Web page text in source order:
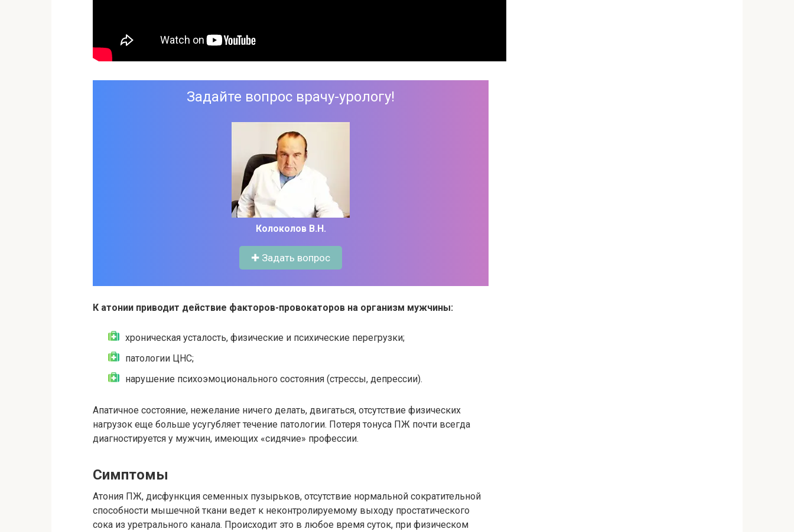
Задайте вопрос врачу-урологу!
Колоколов В.Н.
✚ Задать вопрос
К атонии приводит действие факторов-провокаторов на организм мужчины:
хроническая усталость, физические и психические перегрузки;
патологии ЦНС;
нарушение психоэмоционального состояния (стрессы, депрессии).
Апатичное состояние, нежелание ничего делать, двигаться, отсутствие физических
нагрузок еще больше усугубляет течение патологии. Потеря тонуса ПЖ почти всегда
диагностируется у мужчин, имеющих «сидячие» профессии.
Симптомы
Атония ПЖ, дисфункция семенных пузырьков, отсутствие нормальной сократительной
способности мышечной ткани ведет к неконтролируемому выходу простатического
сока из уретрального канала. Происходит это в любое время суток, при физическом